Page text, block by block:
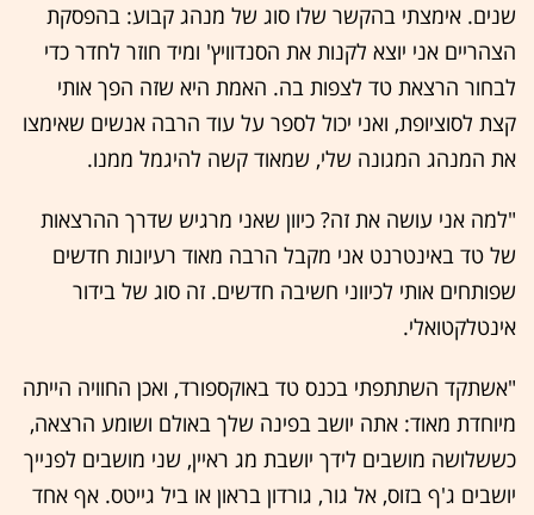
שנים. אימצתי בהקשר שלו סוג של מנהג קבוע: בהפסקת
הצהריים אני יוצא לקנות את הסנדוויץ' ומיד חוזר לחדר כדי
לבחור הרצאת טד לצפות בה. האמת היא שזה הפך אותי
קצת לסוציופת, ואני יכול לספר על עוד הרבה אנשים שאימצו
את המנהג המגונה שלי, שמאוד קשה להיגמל ממנו.
"למה אני עושה את זה? כיוון שאני מרגיש שדרך ההרצאות
של טד באינטרנט אני מקבל הרבה מאוד רעיונות חדשים
שפותחים אותי לכיווני חשיבה חדשים. זה סוג של בידור
אינטלקטואלי.
"אשתקד השתתפתי בכנס טד באוקספורד, ואכן החוויה הייתה
מיוחדת מאוד: אתה יושב בפינה שלך באולם ושומע הרצאה,
כששלושה מושבים לידך יושבת מג ראיין, שני מושבים לפנייך
יושבים ג'ף בזוס, אל גור, גורדון בראון או ביל גייטס. אף אחד